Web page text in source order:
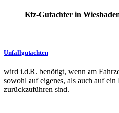
Kfz-Gutachter in
Unfallgutachten
wird i.d.R. benötigt, wenn am
sowohl auf eigenes, als auch auf ein
zurückzuführen sind.